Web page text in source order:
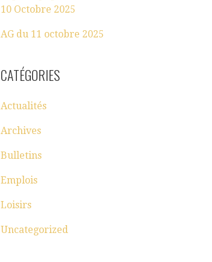
10 Octobre 2025
AG du 11 octobre 2025
CATÉGORIES
Actualités
Archives
Bulletins
Emplois
Loisirs
Uncategorized